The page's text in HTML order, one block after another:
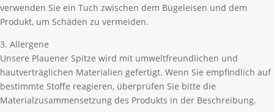
verwenden Sie ein Tuch zwischen dem Bügeleisen und dem
Produkt, um Schäden zu vermeiden.
3. Allergene
Unsere Plauener Spitze wird mit umweltfreundlichen und
hautverträglichen Materialien gefertigt. Wenn Sie empfindlich auf
bestimmte Stoffe reagieren, überprüfen Sie bitte die
Materialzusammensetzung des Produkts in der Beschreibung.